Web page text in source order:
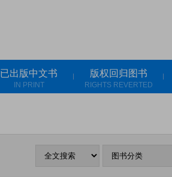
已出版中文书
IN PRINT
版权回归图书
RIGHTS REVERTED